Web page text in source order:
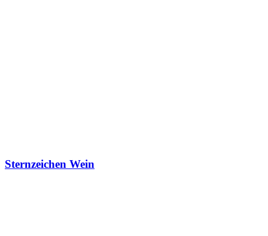
Sternzeichen Wein